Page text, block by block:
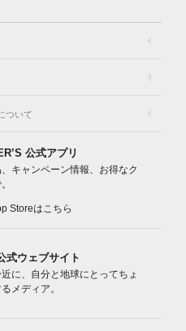
ついて
公式アプリ
キャンペーン情報、お得なク
Storeはこちら
式ウェブサイト
に、自分と地球にとってちょ
メディア。